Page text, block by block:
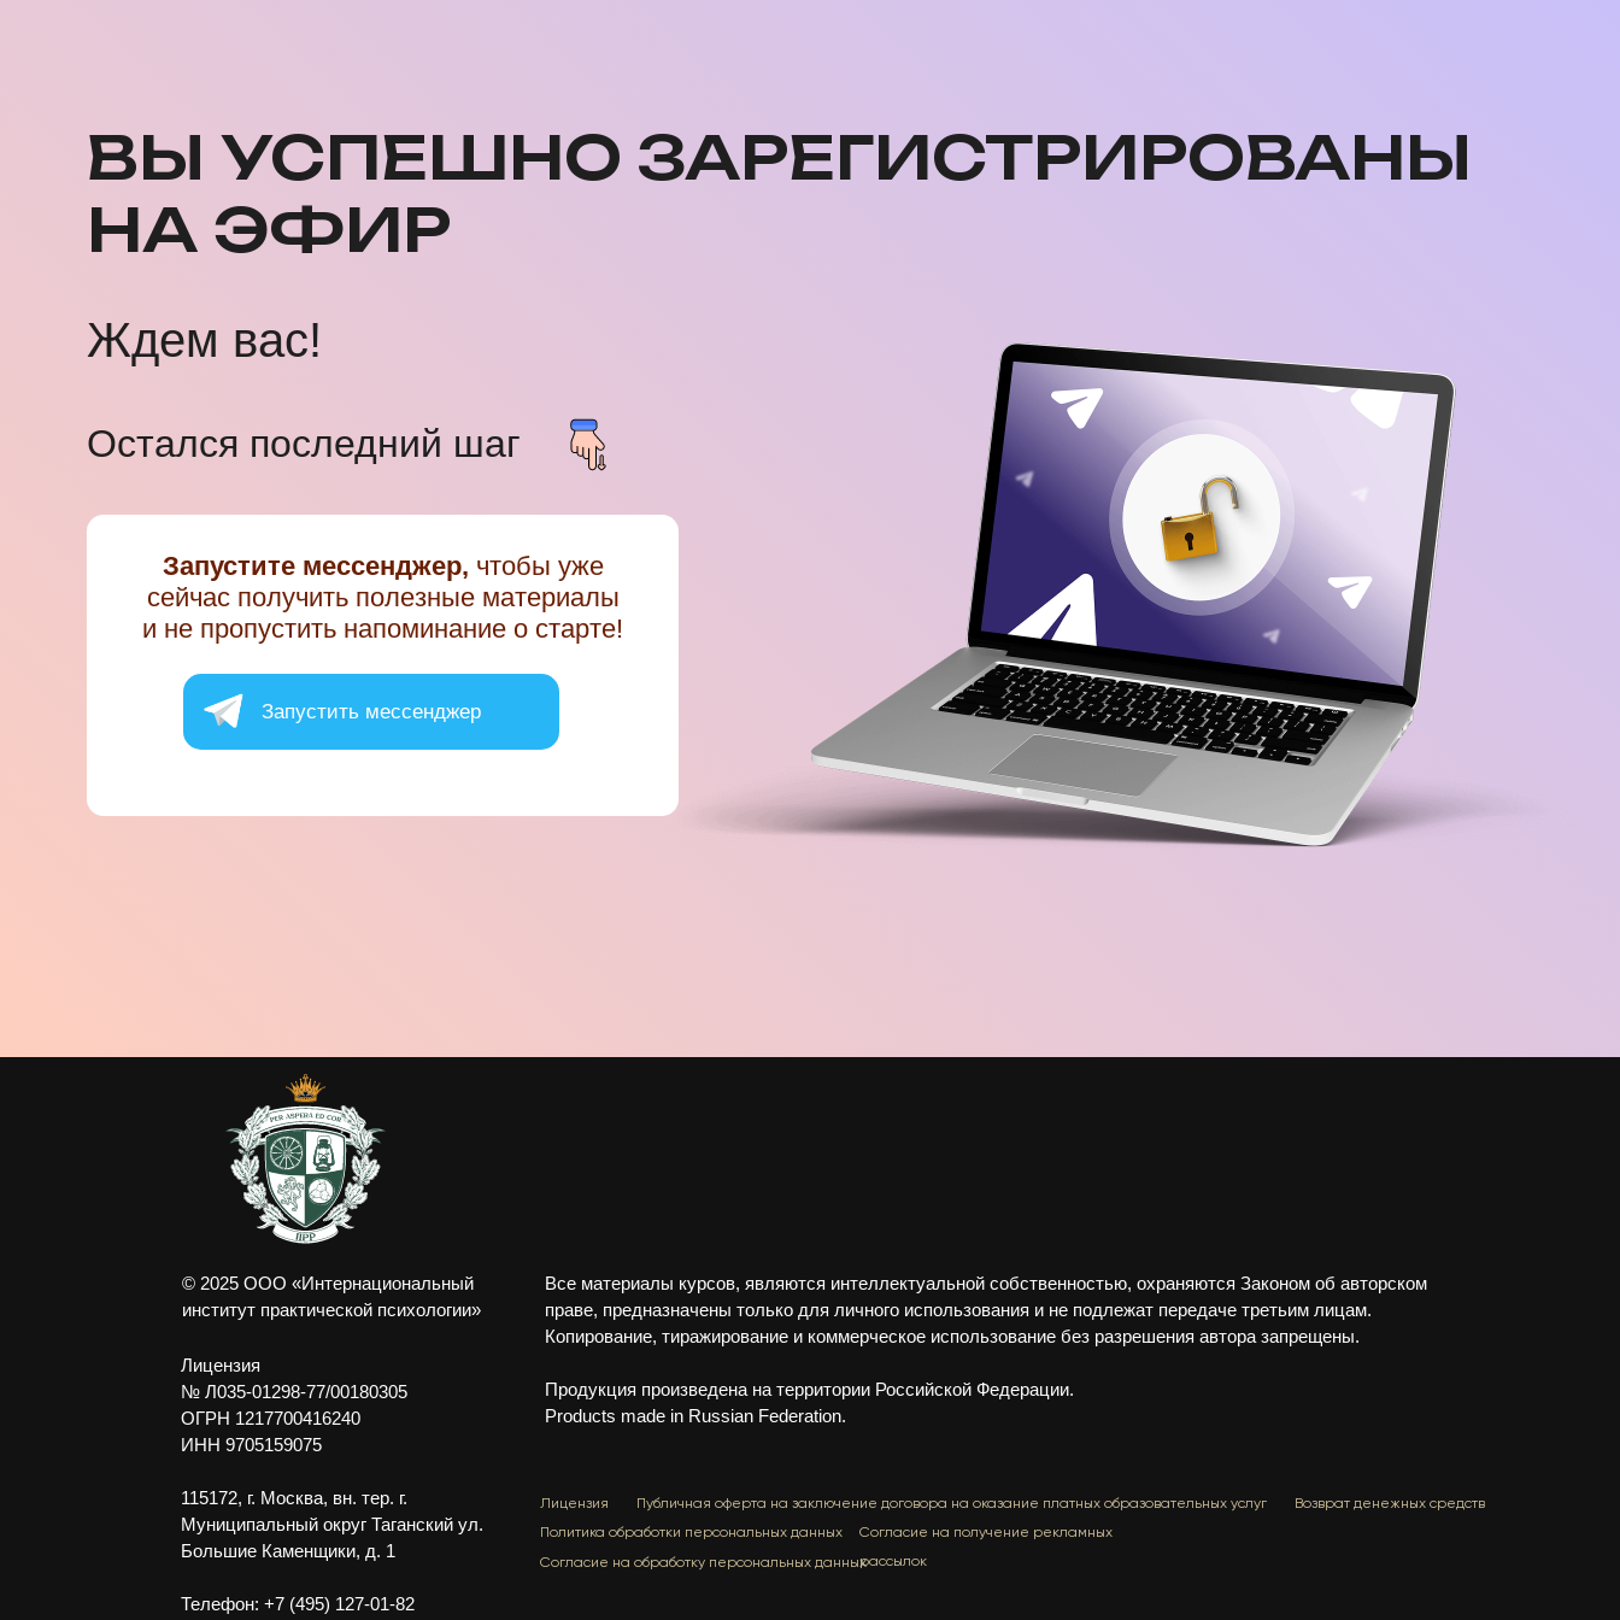
ВЫ УСПЕШНО ЗАРЕГИСТРИРОВАНЫ
НА ЭФИР
Остался последний шаг
Ждем вас!
Запустите мессенджер, чтобы уже
сейчас получить полезные материалы
и не пропустить напоминание о старте!
Запустить мессенджер
Лицензия
№ Л035-01298-77/00180305
ОГРН 1217700416240
ИНН 9705159075
115172, г. Москва, вн. тер. г.
Муниципальный округ Таганский ул.
Большие Каменщики, д. 1
Телефон: +7 (495) 127-01-82
Все материалы курсов, являются интеллектуальной собственностью, охраняются Законом об авторском
праве, предназначены только для личного использования и не подлежат передаче третьим лицам.
Копирование, тиражирование и коммерческое использование без разрешения автора запрещены.
Продукция произведена на территории Российской Федерации.
Products made in Russian Federation.
Публичная оферта на заключение договора на оказание платных образовательных услуг
Политика обработки персональных данных
Согласие на получение рекламных
рассылок
Согласие на обработку персональных данных
Лицензия Возврат денежных средств
© 2025 ООО «Интернациональный
институт практической психологии»